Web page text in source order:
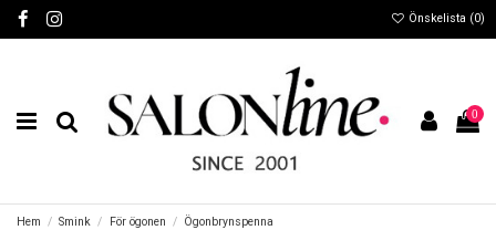
Önskelista (0)
0
Hem Smink För ögonen Ögonbrynspenna